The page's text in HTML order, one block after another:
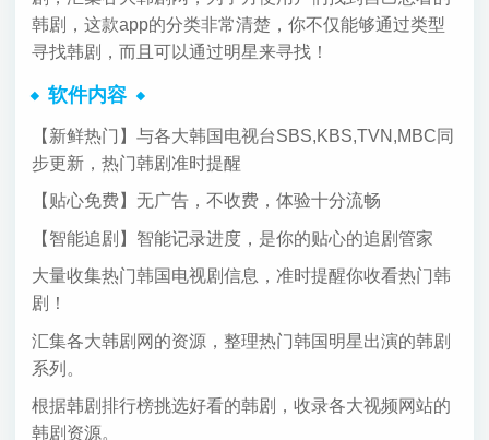
韩剧，这款app的分类非常清楚，你不仅能够通过类型
寻找韩剧，而且可以通过明星来寻找！
软件内容
【新鲜热门】与各大韩国电视台SBS,KBS,TVN,MBC同
步更新，热门韩剧准时提醒
【贴心免费】无广告，不收费，体验十分流畅
【智能追剧】智能记录进度，是你的贴心的追剧管家
大量收集热门韩国电视剧信息，准时提醒你收看热门韩
剧！
汇集各大韩剧网的资源，整理热门韩国明星出演的韩剧
系列。
根据韩剧排行榜挑选好看的韩剧，收录各大视频网站的
韩剧资源。